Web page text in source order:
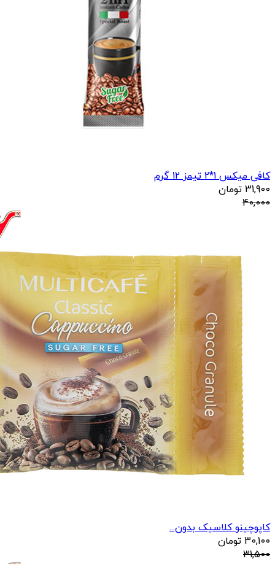
کافی میکس 1*2 تیمز 12 گرم
31,900 تومان
40,000
کاپوچینو کلاسیک بدون...
30,100 تومان
31,500